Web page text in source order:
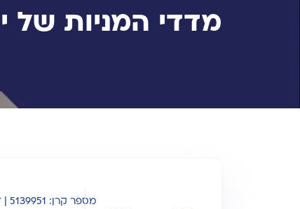
מדדי המניות של
מספר קרן: 5139951 | דמי ניהול: 0.2%